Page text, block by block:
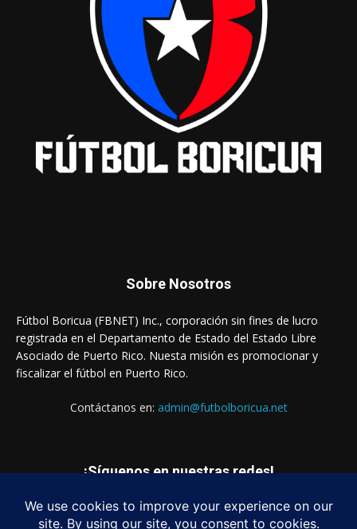
Sobre Nosotros
Fútbol Boricua (FBNET) Inc., corporación sin fines de lucro
registrada en el Departamento de Estado del Estado Libre
Asociado de Puerto Rico. Nuesta misión es promocionar y
fiscalizar el fútbol en Puerto Rico.
Contáctanos en: admin@futbolboricua.net
¡Síguenos en nuestras redes!